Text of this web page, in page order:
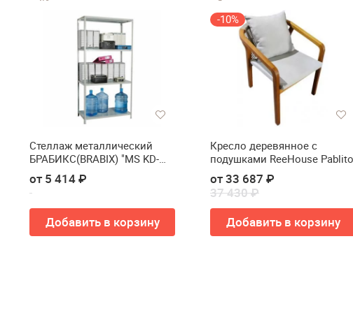
Стеллаж металлический
БРАБИКС(BRABIX) "MS KD-
185/40/70-4"
от 5 414 ₽
Добавить в корзину
-10%
Кресло деревянное с
подушками ReeHouse Pablito
от 33 687 ₽
37 430 ₽
Добавить в корзину